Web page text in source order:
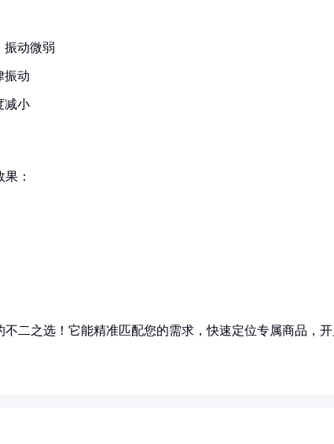
振动微弱
振动
减小
：
二之选！它能精准匹配您的需求，快速定位专属商品，